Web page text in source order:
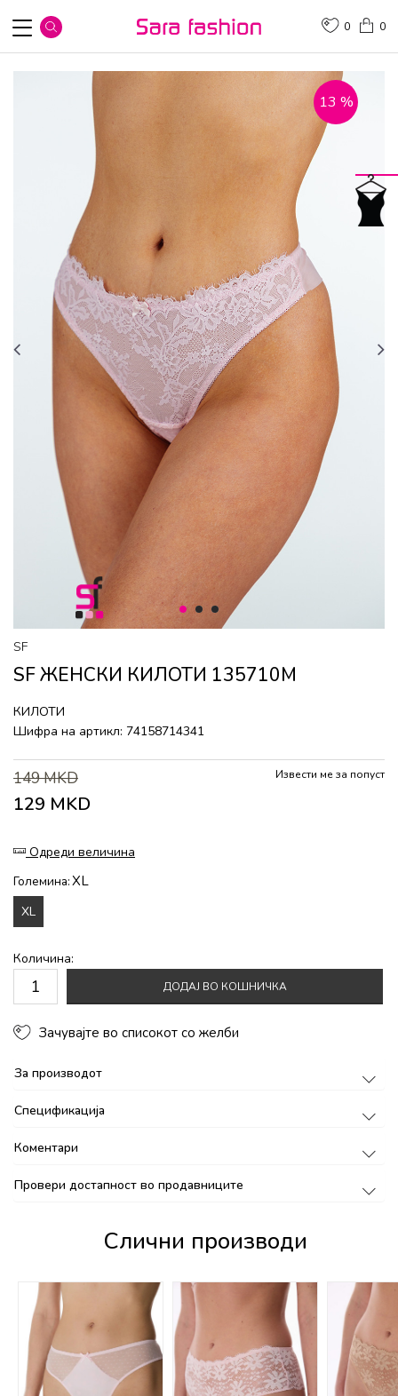
0
0
1 2 3
13 %
SF
SF ЖЕНСКИ КИЛОТИ 135710M
КИЛОТИ
Шифра на артикл: 74158714341
149MKD
129 MKD
Извести ме за попуст
Одреди величина
Големина:XL
XL
Количина:
ДОДАЈ ВО КОШНИЧКА
Зачувајте во списокот со желби
За производот
Спецификација
Коментари
Провери достапност во продавниците
Слични производи